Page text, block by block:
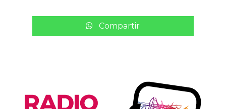
c
e
it
te
a
ts
p
Compartir